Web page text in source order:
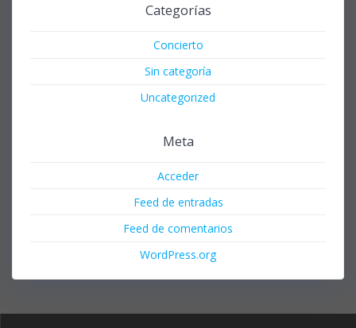
Categorías
Concierto
Sin categoría
Uncategorized
Meta
Acceder
Feed de entradas
Feed de comentarios
WordPress.org